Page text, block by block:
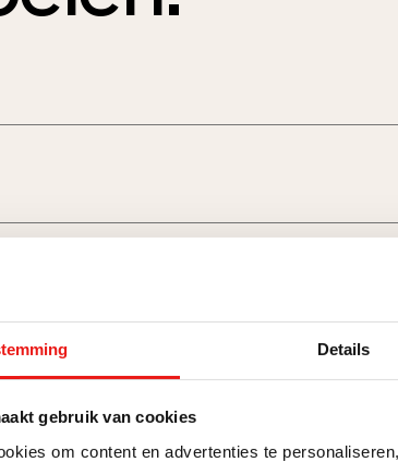
Details
gebruik van cookies
om content en advertenties te